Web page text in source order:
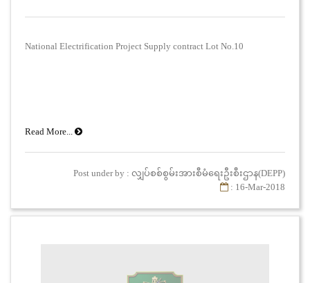
National Electrification Project Supply contract Lot No.10
Read More...
Post under by : လျှပ်စစ်စွမ်းအားစီမံရေးဦးစီးဌာန(DEPP)
: 16-Mar-2018